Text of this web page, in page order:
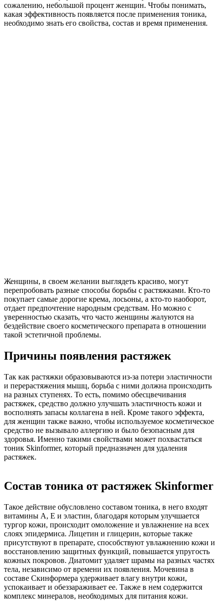
сожалению, небольшой процент женщин. Чтобы понимать,
какая эффективность появляется после применения тоника,
необходимо знать его свойства, состав и время применения.
Женщины, в своем желании выглядеть красиво, могут
перепробовать разные способы борьбы с растяжками. Кто-то
покупает самые дорогие крема, лосьоны, а кто-то наоборот,
отдает предпочтение народным средствам. Но можно с
уверенностью сказать, что часто женщины жалуются на
бездействие своего косметического препарата в отношении
такой эстетичной проблемы.
Причины появления растяжек
Так как растяжки образовываются из-за потери эластичности
и перерастяжения мышц, борьба с ними должна происходить
на разных ступенях. То есть, помимо обесцвечивания
растяжек, средство должно улучшать эластичность кожи и
восполнять запасы коллагена в ней. Кроме такого эффекта,
для женщин также важно, чтобы используемое косметическое
средство не вызывало аллергию и было безопасным для
здоровья. Именно такими свойствами может похвастаться
тоник Skinformer, который предназначен для удаления
растяжек.
Состав тоника от растяжек Skinformer
Такое действие обусловлено составом тоника, в него входят
витамины А, Е и эластин, благодаря которым улучшается
тургор кожи, происходит омоложение и увлажнение на всех
слоях эпидермиса. Лицетин и глицерин, которые также
присутствуют в препарате, способствуют увлажнению кожи и
восстановлению защитных функций, повышается упругость
кожных покровов. Диатомит удаляет шрамы на разных частях
тела, независимо от времени их появления. Мочевина в
составе Скинформера удерживает влагу внутри кожи,
успокаивает и обеззараживает ее. Также в нем содержится
комплекс минералов, необходимых для питания кожи.